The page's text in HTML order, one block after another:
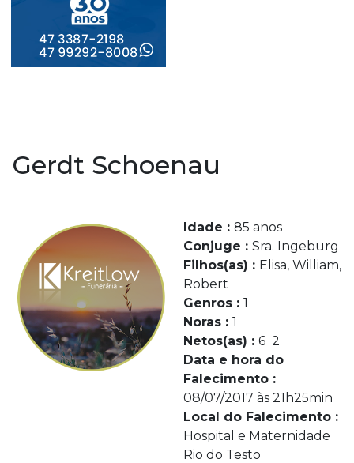
Gerdt Schoenau
Idade : 85 anos
Conjuge : Sra. Ingeburg
Filhos(as) : Elisa, William,
Robert
Genros : 1
Noras : 1
Netos(as) : 6 2
Data e hora do
Falecimento :
08/07/2017 às 21h25min
Local do Falecimento :
Hospital e Maternidade
Rio do Testo